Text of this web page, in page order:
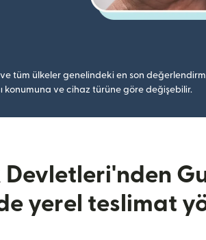
tüm ülkeler genelindeki en son
konumuna ve cihaz türüne göre değişebilir.
Devletleri'nden
yerel teslimat